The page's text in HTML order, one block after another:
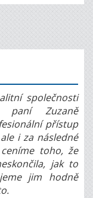
společnosti
paní Zuzaně
přístup
i za následné
toho, že
jak to
jim hodně